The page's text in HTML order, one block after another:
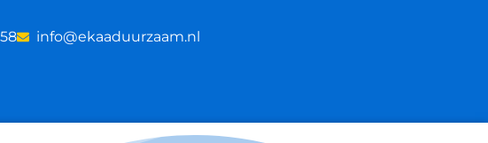
info@ekaaduurzaam.nl